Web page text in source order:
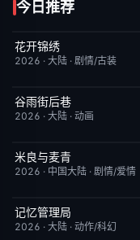
今日推荐
更新至第3集
花开锦绣
2026 · 大陆 · 剧情/古装
更新至第4集
谷雨街后巷
2026 · 大陆 · 动画
更新至第17集
米良与麦青
2026 · 中国大陆 · 剧情/爱情
更新至第4集
记忆管理局
2026 · 大陆 · 动作/科幻